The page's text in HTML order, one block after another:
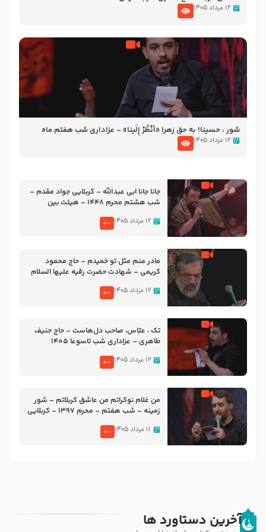
۱۲ مرداد ۱۴۰۵
شور ، حسینا! به‌ حق زهرا «أُنْظُرْ إِلَینا» – عزاداری شب هفتم ماه
محرّم 1405
۱۲ مرداد ۱۴۰۵
جانا جانا ابی عبدالله – کربلایی جواد مقدم –
شب هشتم محرم 1448 – هیئت بین
۱۲ مرداد ۱۴۰۵
مادر منم مثل تو خمیدم – حاج محمود
کریمی – شهادت حضرت رقیه علیها السلام
۱۲ مرداد ۱۴۰۵
تک ، عبّاس، صاحب دل‌هاست – حاج حنیف
طاهری – عزاداری شب تاسوعا 1405
۱۲ مرداد ۱۴۰۵
من غلام نوکراتم من عاشق کربلاتم – شور
زمینه – شب هفتم – محرم 1397 – کربلایی
۱۱ مرداد ۱۴۰۵
آخرین دستاورد ها